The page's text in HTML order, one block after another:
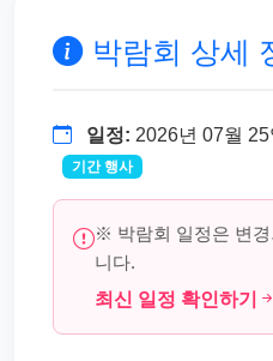
박람회 상세
일정: 2026년 07월
기간 행사
※ 박람회 일정은 변
니다.
최신 일정 확인하기